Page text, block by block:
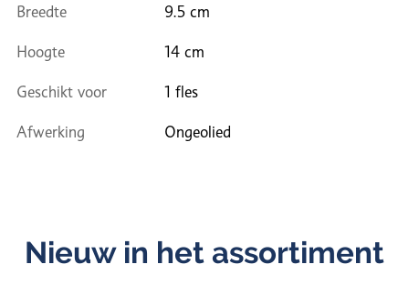
Breedte 9.5 cm
Hoogte 14 cm
Geschikt voor 1 fles
Afwerking Ongeolied
Nieuw in het assortiment